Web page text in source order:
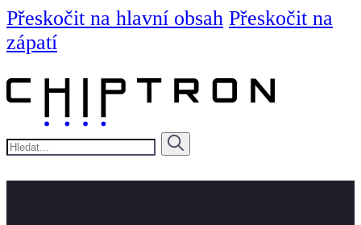
Přeskočit na hlavní obsah Přeskočit na
zápatí
Hledat